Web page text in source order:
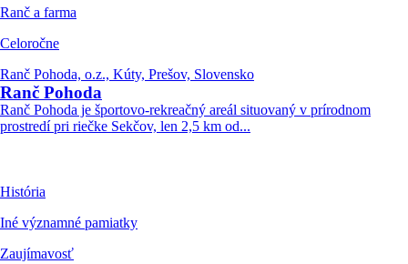
Ranč a farma
Celoročne
Ranč Pohoda, o.z., Kúty, Prešov, Slovensko
Ranč Pohoda
Ranč Pohoda je športovo-rekreačný areál situovaný v prírodnom
prostredí pri riečke Sekčov, len 2,5 km od...
História
Iné významné pamiatky
Zaujímavosť